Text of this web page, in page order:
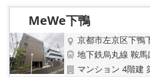
MeWe下鴨
京都市左京区下鴨
地下鉄烏丸線 鞍
マンション 4階建